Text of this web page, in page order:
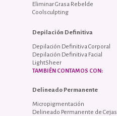
Eliminar Grasa Rebelde
Coolsculpting
Depilación Definitiva
Depilación Definitiva Corporal
Depilación Definitiva Facial
LightSheer
TAMBIÉN CONTAMOS CON:
Delineado Permanente
Micropigmentación
Delineado Permanente de Cejas